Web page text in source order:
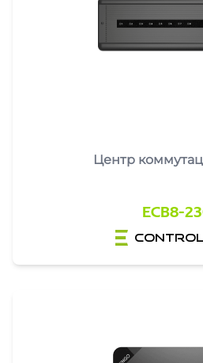
Центр
ECB8-
control